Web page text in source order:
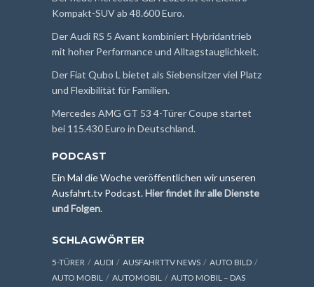
Kompakt-SUV ab 48.600 Euro.
Der Audi RS 5 Avant kombiniert Hybridantrieb
mit hoher Performance und Alltagstauglichkeit.
Der Fiat Qubo L bietet als Siebensitzer viel Platz
und Flexibilität für Familien.
Mercedes AMG GT 53 4-Türer Coupe startet
bei 115.430 Euro in Deutschland.
PODCAST
Ein Mal die Woche veröffentlichen wir unseren
Ausfahrt.tv Podcast.Hier findet ihr alle Dienste
und Folgen.
SCHLAGWÖRTER
5-TÜRER AUDI AUSFAHRTTV NEWS
AUTO BILD
AUTO MOBIL
AUTOMOBIL
AUTO MOBIL – DAS